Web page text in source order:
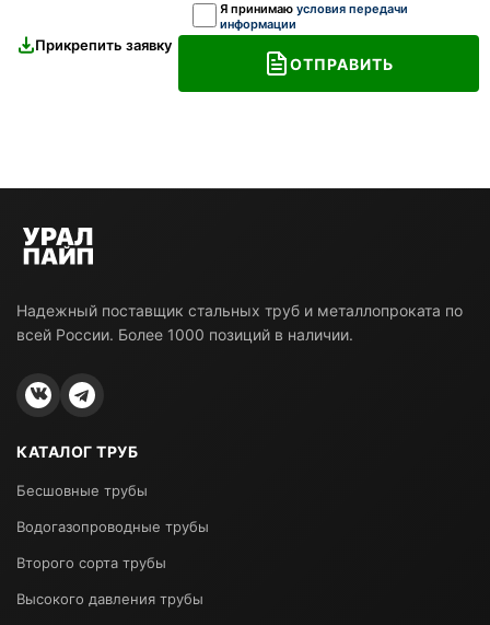
Прикрепить заявку
Я принимаю условия передачи
информации
ОТПРАВИТЬ
Надежный поставщик стальных труб и металлопроката по
всей России. Более 1000 позиций в наличии.
КАТАЛОГ ТРУБ
Бесшовные трубы
Водогазопроводные трубы
Второго сорта трубы
Высокого давления трубы